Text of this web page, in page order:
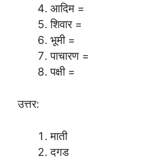
आदिम =
शिवार =
भूमी =
पाचारण =
पक्षी =
उत्तर:
माती
दगड